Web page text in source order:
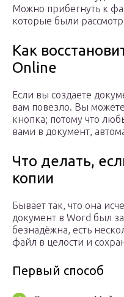
Можно прибегнуть к
которые были
Как
Online
Если вы создаете
вам повезло. Вы
кнопка; потому что
вами в документ,
Что делать,
копии
Бывает так, что она
документ в Word был
безнадёжна, есть
файл в целости и
Первый способ